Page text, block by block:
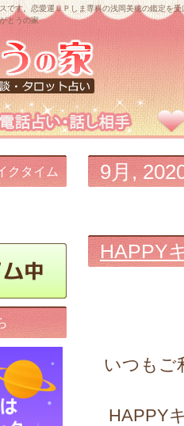
です。恋愛運ＵＰしま専科の浅岡美穂の鑑定
とうの家
9月,
HAPPY
いつもご
HAPPY
クタイム